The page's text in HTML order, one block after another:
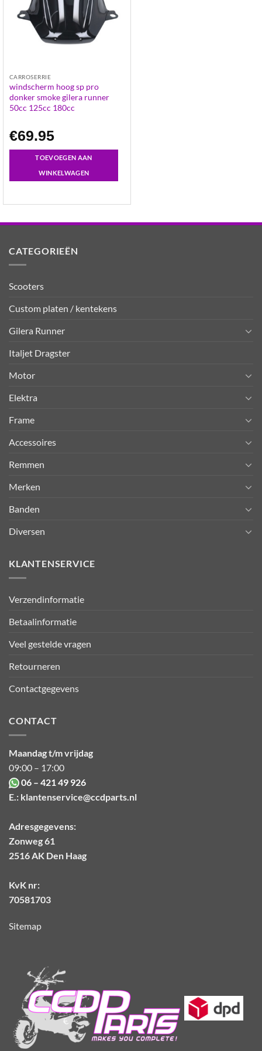
CARROSERRIE
windscherm hoog sp pro
donker smoke gilera runner
50cc 125cc 180cc
€69.95
TOEVOEGEN AAN
WINKELWAGEN
CATEGORIEËN
Scooters
Custom platen / kentekens
Gilera Runner
Italjet Dragster
Motor
Elektra
Frame
Accessoires
Remmen
Merken
Banden
Diversen
KLANTENSERVICE
Verzendinformatie
Betaalinformatie
Veel gestelde vragen
Retourneren
Contactgegevens
CONTACT
Maandag t/m vrijdag
09:00 – 17:00
06 – 421 49 926
E.: klantenservice@ccdparts.nl
Adresgegevens:
Zonweg 61
2516 AK Den Haag
KvK nr:
70581703
Sitemap